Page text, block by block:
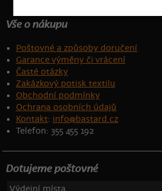
Vše o nákupu
Poštovné a způsoby doručení
Garance výměny či vrácení
Časté otázky
Zakázkový potisk textilu
Obchodní podmínky
Ochrana osobních údajů
Kontakt: info@bastard.cz
Telefon: 355 455 192
Dotujeme poštovné
Výdejní místa